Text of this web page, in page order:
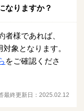
なりますか？
者様であれば、
象となります。
をご確認くださ
最終更新日： 2025.02.12